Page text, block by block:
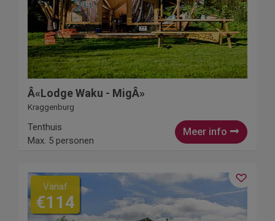
Â«Lodge Waku - MigÂ»
Kraggenburg
Meer info
Tenthuis
Max. 5 personen
Vanaf
€114